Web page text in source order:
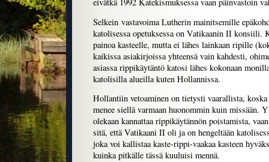
Selkein vastavoima Lutherin mainitsemille
katolisessa opetuksessa on Vatikaanin II
painoa kasteelle, mutta ei lähes lainkaan ripille
kaikissa asiakirjoissa yhteensä vain kahdesti,
asiassa rippikäytäntö katosi lähes kokonaan
katolisilla alueilla kuten Hollannissa.
Hollantiin vetoaminen on tietysti vaarallista,
menee siellä varmaan huonommin kuin missään.
olekaan kannattaa rippikäytännön poistamista,
sitä, että Vatikaani II oli ja on hengeltään
joka voi kallistaa kaste-rippi-vaakaa kasteen
kuinka pitkälle tässä kuuluisi mennä.